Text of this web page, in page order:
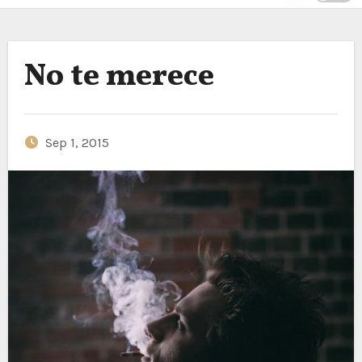
No te merece
Sep 1, 2015